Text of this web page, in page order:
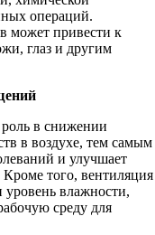
операций.
может привести к
глаз и другим
в снижении
в воздухе, тем самым
и улучшает
Кроме того, вентиляция
уровень влажности,
среду для